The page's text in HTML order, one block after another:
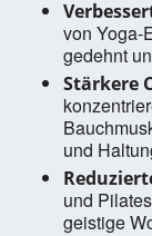
von Yoga-
gedehnt
Stärkere
und
und
geistige